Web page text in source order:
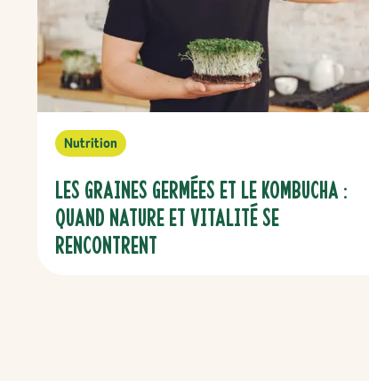
Nutrition
Les graines germées et le kombucha :
quand nature et vitalité se
rencontrent